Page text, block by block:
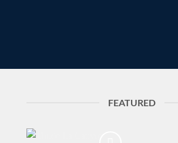
FEATURED